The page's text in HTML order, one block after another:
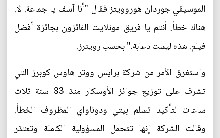
الموسيقي جوردان هوروويتز فقال "أنا آسف يا جماعة. لا.
هناك خطأ. أنتم يا فريق مونلايت الفائزون بجائزة أفضل
فيلم. هذه ليست دعابة." بحسب رويترز.
واستغرق الأمر من شركة برايس ووتر هاوس كوبرز التي
تشرف على توزيع جوائز الأوسكار منذ 83 سنة ثلاث
ساعات لتأكيد تسلم بيتي ودوناواي المظروف الخطأ.
وقالت الشركة إنها تتحمل المسؤولية الكاملة وتعتذر